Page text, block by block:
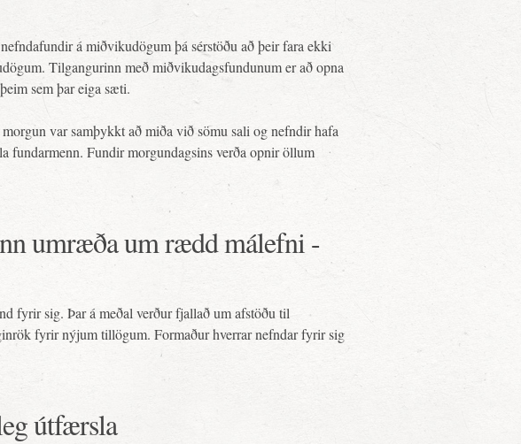
á miðvikudögum þá sérstöðu að þeir fara ekki
Tilgangurinn með miðvikudagsfundunum er að opna
sem þar eiga sæti.
var samþykkt að miða við sömu sali og nefndir hafa
fundarmenn. Fundir morgundagsins verða opnir öllum
umræða um rædd málefni -
fyrir sig. Þar á meðal verður fjallað um afstöðu til
fyrir nýjum tillögum. Formaður hverrar nefndar fyrir sig
útfærsla